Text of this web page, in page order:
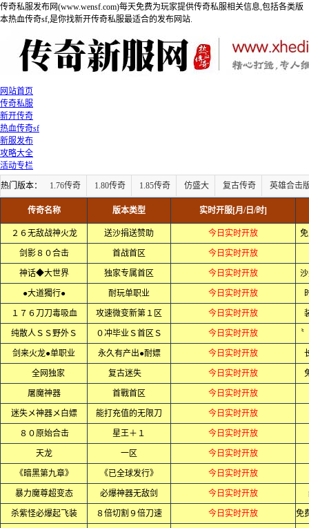
传奇私服发布网(www.wensf.com)每天免费为玩家提供传奇私服相关信息,包括各类版
本热血传奇sf,是你找新开传奇私服最适合的发布网站.
网站首页
传奇私服
新开传奇
热血传奇sf
新服发布
攻略大全
活动专栏
热门版本： 1.76传奇 1.80传奇 1.85传奇 仿盛大 复古传奇 英雄合击
传奇名称 版本类型 实时开服[月/日/时]
２６无敌战神火龙 送沙捐送赞助 今日实时开放
剑影８０合击 首战首区 今日实时开放
神话◆大世界 独家专属首区 今日实时开放
●大道獨行● 耐玩单职业 今日实时开放
１７６刀刀毒吸血 攻速微变新第１区 今日实时开放
纯散人ＳＳ野外Ｓ ０冲毕业Ｓ首区Ｓ 今日实时开放
剑来火龙●单职业 永久有产出●耐嫖 今日实时开放
全网独家 复古迷失 今日实时开放
屠魔神器 首戰首区 今日实时开放
迷失メ神器メ白嫖 能打充值的无限刀 今日实时开放
８０原始合击 星王＋１ 今日实时开放
天龙 一区 今日实时开放
《暗黑第九章》 《已全球发行》 今日实时开放
暴力魔尊超变态 必爆神器无敌剑 今日实时开放
杀紫怪必爆起飞装 ８倍切割９倍刀速 今日实时开放